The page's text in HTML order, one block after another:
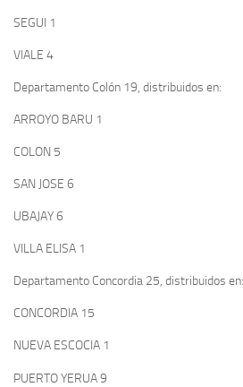
SEGUI 1
VIALE 4
Departamento Colón 19, distribuidos en:
ARROYO BARU 1
COLON 5
SAN JOSE 6
UBAJAY 6
VILLA ELISA 1
Departamento Concordia 25, distribuidos en:
CONCORDIA 15
NUEVA ESCOCIA 1
PUERTO YERUA 9